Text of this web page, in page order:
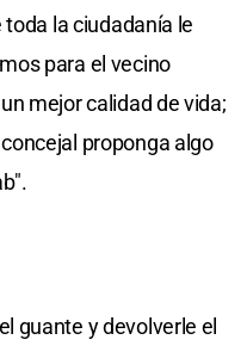
toda la ciudadanía le
para el vecino
mejor calidad de vida;
proponga algo
guante y devolverle el